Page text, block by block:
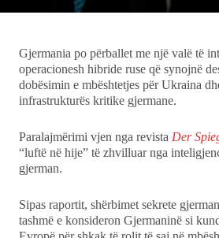
DuVideo
Gjermania po përballet me një valë të
operacionesh hibride ruse që synojnë
dobësimin e mbështetjes për Ukraina
infrastrukturës kritike gjermane.
Paralajmërimi vjen nga revista Der
“luftë në hije” të zhvilluar nga
gjerman.
Sipas raportit, shërbimet sekrete
tashmë e konsideron Gjermaninë si